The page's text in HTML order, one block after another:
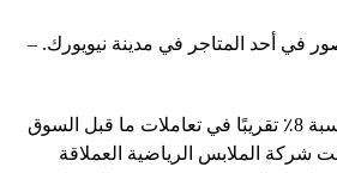
في أحد المتاجر في مدينة نيويورك. –
انخفضت أسهم Nike بنسبة 8٪ تقريبًا في تعاملات ما قبل السوق
شركة الملابس الرياضية العملاقة